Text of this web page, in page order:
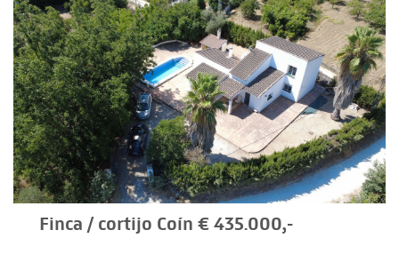
Finca / cortijo Coín € 435.000,-